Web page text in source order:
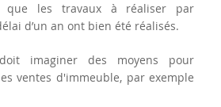
que les travaux à réaliser par
d’un an ont bien été réalisés.
imaginer des moyens pour
ventes d'immeuble, par exemple